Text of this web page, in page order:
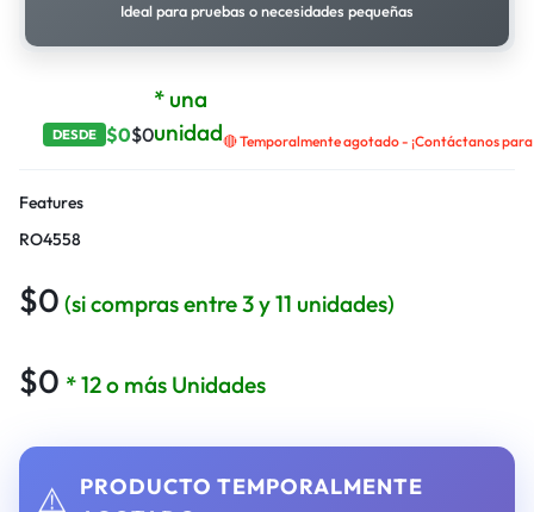
Ideal para pruebas o necesidades pequeñas
DESDE $0$0
* una
unidad🔴 Temporalmente agotado - ¡Contáctanos
Features
RO4558
$0 (si compras entre 3 y 11 unidades)
$0 * 12 o más Unidades
⚠️ PRODUCTO TEMPORALMENTE